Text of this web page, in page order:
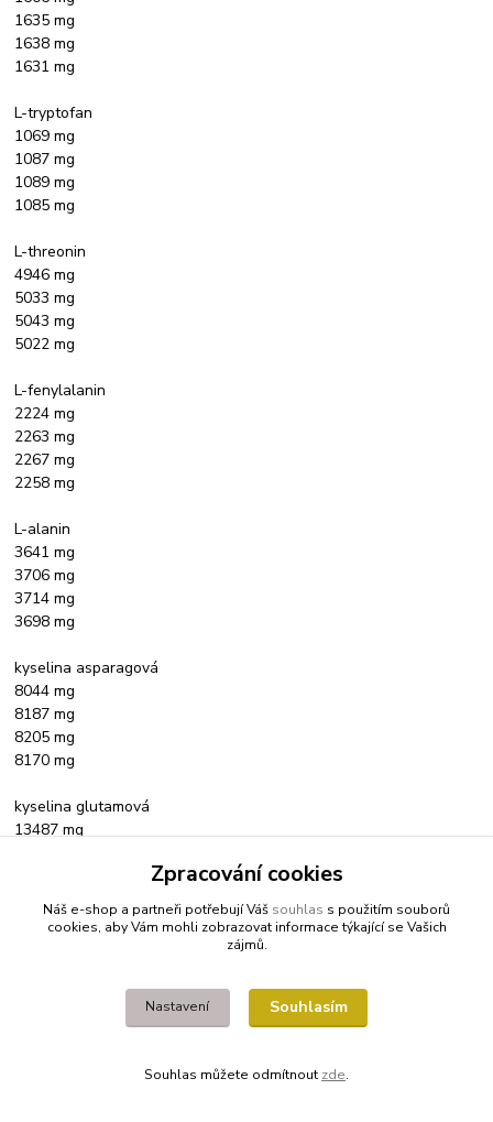
1635 mg
1638 mg
1631 mg
L-tryptofan
1069 mg
1087 mg
1089 mg
1085 mg
L-threonin
4946 mg
5033 mg
5043 mg
5022 mg
L-fenylalanin
2224 mg
2263 mg
2267 mg
2258 mg
L-alanin
3641 mg
3706 mg
3714 mg
3698 mg
kyselina asparagová
8044 mg
8187 mg
8205 mg
8170 mg
kyselina glutamová
13487 mg
13694 mg
Zpracování cookies
Náš e-shop a partneři potřebují Váš souhlas s použitím souborů
cookies, aby Vám mohli zobrazovat informace týkající se Vašich
zájmů.
Nastavení Souhlasím
Souhlas můžete odmítnout zde.